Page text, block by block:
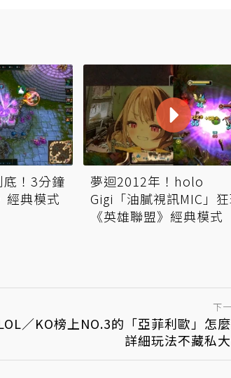
底！3分鐘
經典模式
夢迴2012年！holo
Gigi「油膩視訊MIC」
《英雄聯盟》經典模式
下
／KO榜上NO.3的「亞菲利歐」怎
詳細玩法不藏私